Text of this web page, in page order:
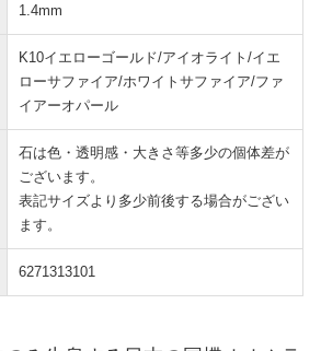
1.4mm
K10イエローゴールド/アイオライト/イエ
ローサファイア/ホワイトサファイア/ファ
イアーオパール
石は色・透明感・大きさ等多少の個体差が
ございます。
表記サイズより多少前後する場合がござい
ます。
6271313101